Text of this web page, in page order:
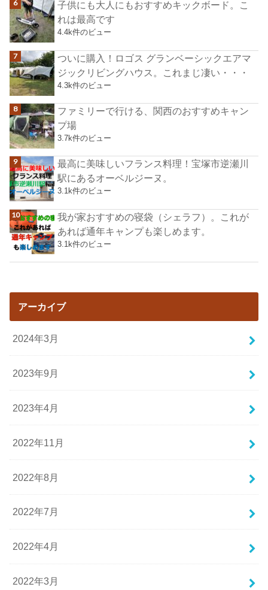
子供にも大人にもおすすめキックボード。こ
れは最高です
4.4k件のビュー
ついに購入！ロゴス グランベーシックエアマ
ジックリビングハウス。これまじ凄い・・・
4.3k件のビュー
ファミリーで行ける、関西のおすすめキャン
プ場
3.7k件のビュー
最高に美味しいフランス料理！宝塚市逆瀬川
駅にあるオーベルジーヌ。
3.1k件のビュー
我が家おすすめの寝袋（シェラフ）。これが
あれば通年キャンプも楽しめます。
3.1k件のビュー
アーカイブ
2024年3月
2023年9月
2023年4月
2022年11月
2022年8月
2022年7月
2022年4月
2022年3月